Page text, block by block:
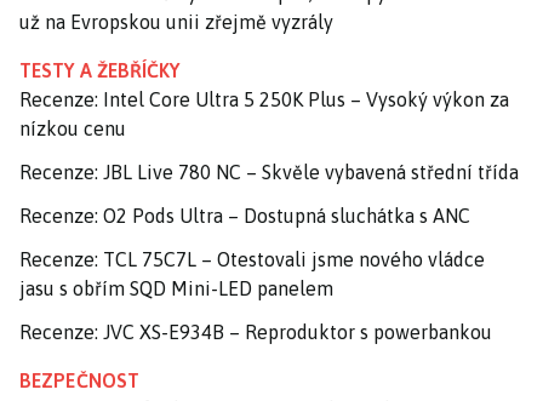
už na Evropskou unii zřejmě vyzrály
TESTY A ŽEBŘÍČKY
Recenze: Intel Core Ultra 5 250K Plus – Vysoký výkon za
nízkou cenu
Recenze: JBL Live 780 NC – Skvěle vybavená střední třída
Recenze: O2 Pods Ultra – Dostupná sluchátka s ANC
Recenze: TCL 75C7L – Otestovali jsme nového vládce
jasu s obřím SQD Mini-LED panelem
Recenze: JVC XS-E934B – Reproduktor s powerbankou
BEZPEČNOST